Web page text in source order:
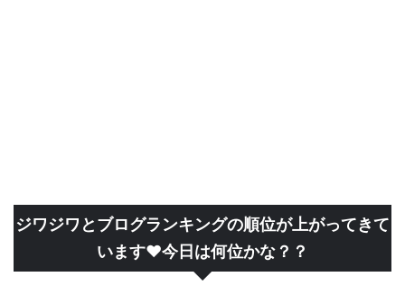
ジワジワとブログランキングの順位が上がってきて
います❤今日は何位かな？？